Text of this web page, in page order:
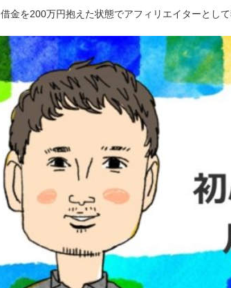
借金を200万円抱えた状態でアフィリエイターとし